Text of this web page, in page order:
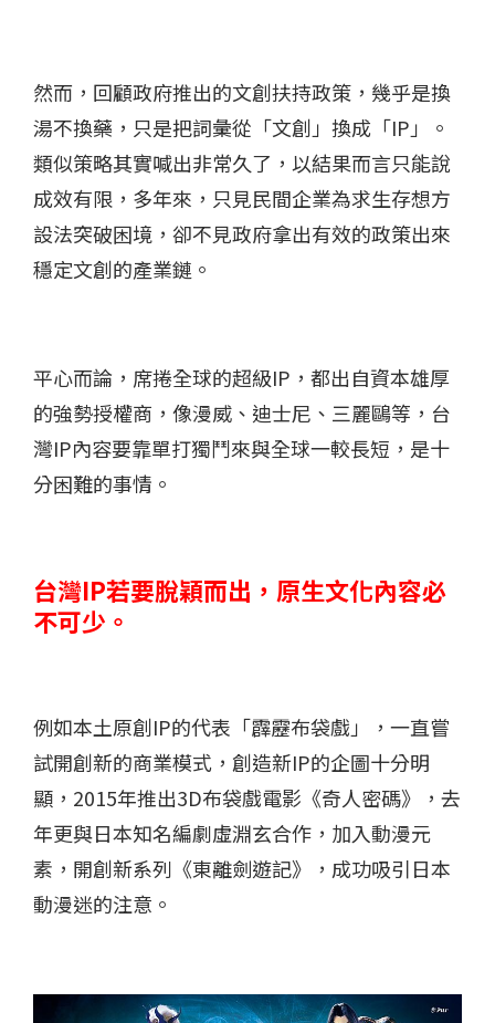
然而，回顧政府推出的文創扶持政策，幾乎是換
湯不換藥，只是把詞彙從「文創」換成「IP」。
類似策略其實喊出非常久了，以結果而言只能說
成效有限，多年來，只見民間企業為求生存想方
設法突破困境，卻不見政府拿出有效的政策出來
穩定文創的產業鏈。
平心而論，席捲全球的超級IP，都出自資本雄厚
的強勢授權商，像漫威、迪士尼、三麗鷗等，台
灣IP內容要靠單打獨鬥來與全球一較長短，是十
分困難的事情。
台灣IP若要脫穎而出，原生文化內容必
不可少。
例如本土原創IP的代表「霹靂布袋戲」，一直嘗
試開創新的商業模式，創造新IP的企圖十分明
顯，2015年推出3D布袋戲電影《奇人密碼》，去
年更與日本知名編劇虛淵玄合作，加入動漫元
素，開創新系列《東離劍遊記》，成功吸引日本
動漫迷的注意。